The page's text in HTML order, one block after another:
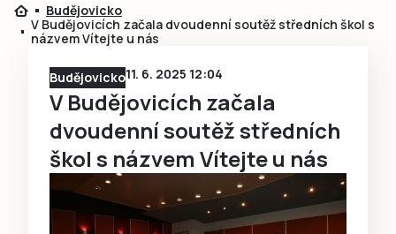
Přihlásit se přes Facebook
Ještě nemám účet, chci se
Budějovicko
V Budějovicích začala dvoudenní soutěž středních škol s
názvem Vítejte u nás
Budějovicko11. 6. 2025 12:04
V Budějovicích začala
dvoudenní soutěž středních
škol s názvem Vítejte u nás